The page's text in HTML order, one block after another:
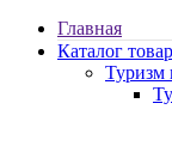
Главная
Каталог
Туризм